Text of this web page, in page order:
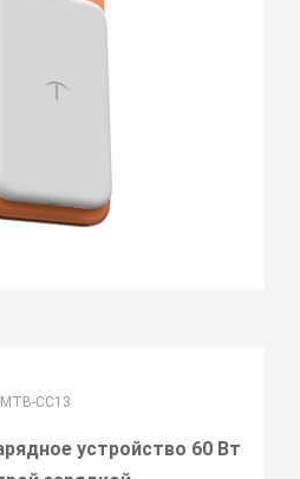
MTB-CC13
устройство 60 Вт